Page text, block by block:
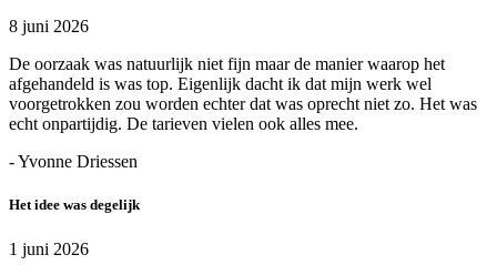
8 juni 2026
De oorzaak was natuurlijk niet fijn maar de manier waarop het
afgehandeld is was top. Eigenlijk dacht ik dat mijn werk wel
voorgetrokken zou worden echter dat was oprecht niet zo. Het was
echt onpartijdig. De tarieven vielen ook alles mee.
- Yvonne Driessen
Het idee was degelijk
1 juni 2026